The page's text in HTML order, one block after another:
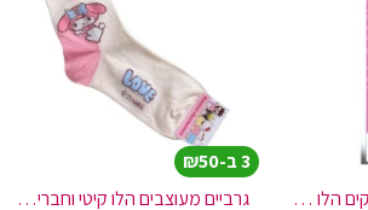
מארז זוג עפרונות ומחקים הלו קיטי - ורוד
3 ב-₪50
גרביים מעוצבים הלו קיטי וחברים - מיי מלודי